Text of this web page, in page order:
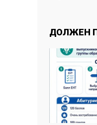
ДОЛЖЕН